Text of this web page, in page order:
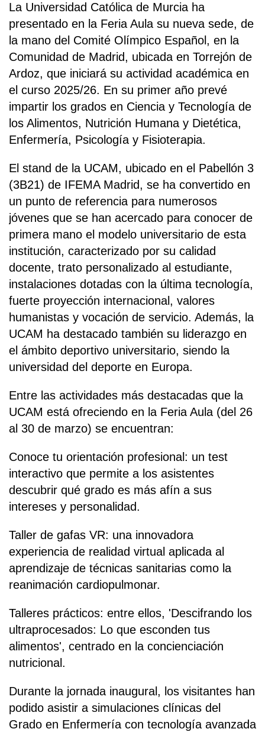
La Universidad Católica de Murcia ha
presentado en la Feria Aula su nueva sede, de
la mano del Comité Olímpico Español, en la
Comunidad de Madrid, ubicada en Torrejón de
Ardoz, que iniciará su actividad académica en
el curso 2025/26. En su primer año prevé
impartir los grados en Ciencia y Tecnología de
los Alimentos, Nutrición Humana y Dietética,
Enfermería, Psicología y Fisioterapia.
El stand de la UCAM, ubicado en el Pabellón 3
(3B21) de IFEMA Madrid, se ha convertido en
un punto de referencia para numerosos
jóvenes que se han acercado para conocer de
primera mano el modelo universitario de esta
institución, caracterizado por su calidad
docente, trato personalizado al estudiante,
instalaciones dotadas con la última tecnología,
fuerte proyección internacional, valores
humanistas y vocación de servicio. Además, la
UCAM ha destacado también su liderazgo en
el ámbito deportivo universitario, siendo la
universidad del deporte en Europa.
Entre las actividades más destacadas que la
UCAM está ofreciendo en la Feria Aula (del 26
al 30 de marzo) se encuentran:
Conoce tu orientación profesional: un test
interactivo que permite a los asistentes
descubrir qué grado es más afín a sus
intereses y personalidad.
Taller de gafas VR: una innovadora
experiencia de realidad virtual aplicada al
aprendizaje de técnicas sanitarias como la
reanimación cardiopulmonar.
Talleres prácticos: entre ellos, 'Descifrando los
ultraprocesados: Lo que esconden tus
alimentos', centrado en la concienciación
nutricional.
Durante la jornada inaugural, los visitantes han
podido asistir a simulaciones clínicas del
Grado en Enfermería con tecnología avanzada